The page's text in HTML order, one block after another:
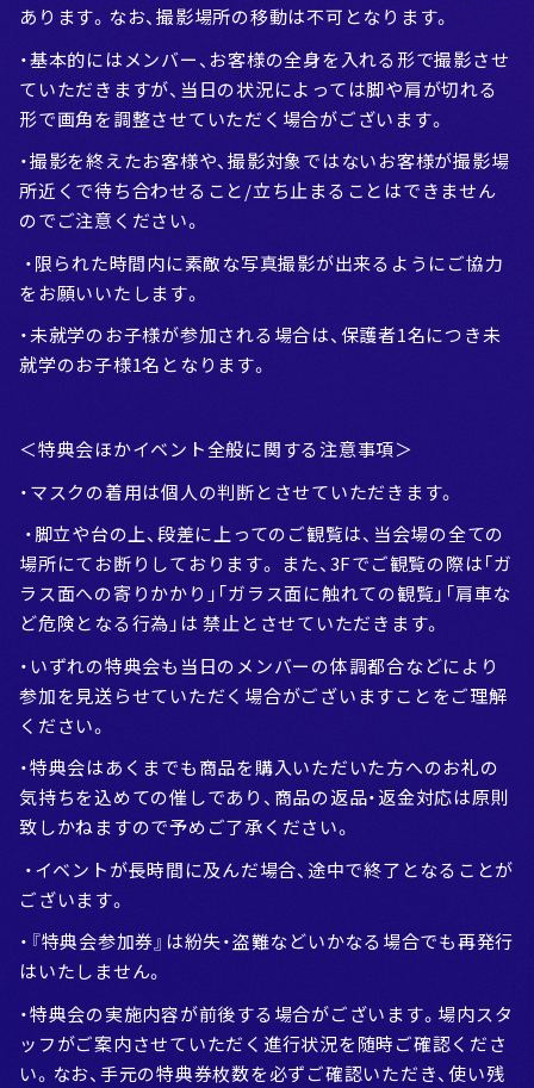
あります。なお、撮影場所の移動は不可となります。
・基本的にはメンバー、お客様の全身を入れる形で撮影させ
ていただきますが、当日の状況によっては脚や肩が切れる
形で画角を調整させていただく場合がございます。
・撮影を終えたお客様や、撮影対象ではないお客様が撮影場
所近くで待ち合わせること/立ち止まることはできません
のでご注意ください。
・限られた時間内に素敵な写真撮影が出来るようにご協力
をお願いいたします。
・未就学のお子様が参加される場合は、保護者1名につき未
就学のお子様1名となります。
＜特典会ほかイベント全般に関する注意事項＞
・マスクの着用は個人の判断とさせていただきます。
・脚立や台の上、段差に上ってのご観覧は、当会場の全ての
場所にてお断りしております。 また、3Fでご観覧の際は「ガ
ラス面への寄りかかり」「ガラス面に触れての観覧」「肩車な
ど危険となる行為」は 禁止とさせていただきます。
・いずれの特典会も当日のメンバーの体調都合などにより
参加を見送らせていただく場合がございますことをご理解
ください。
・特典会はあくまでも商品を購入いただいた方へのお礼の
気持ちを込めての催しであり、商品の返品・返金対応は原則
致しかねますので予めご了承ください。
・イベントが長時間に及んだ場合、途中で終了となることが
ございます。
・『特典会参加券』は紛失・盗難などいかなる場合でも再発行
はいたしません。
・特典会の実施内容が前後する場合がございます。場内スタ
ッフがご案内させていただく進行状況を随時ご確認くださ
い。なお、手元の特典券枚数を必ずご確認いただき、使い残